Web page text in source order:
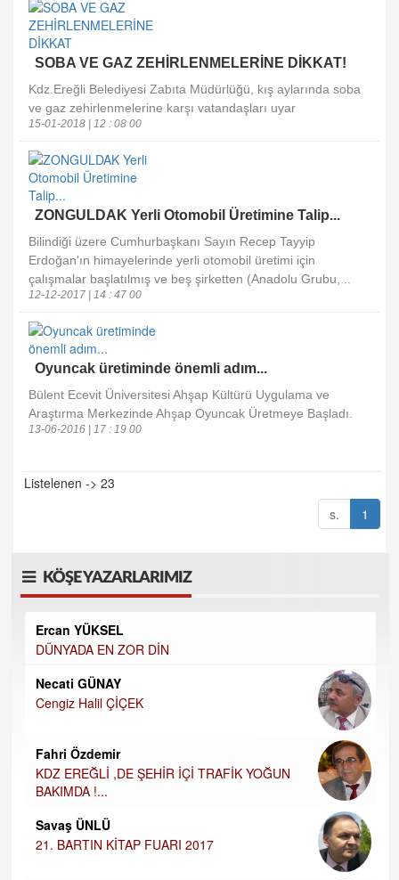
SOBA VE GAZ ZEHİRLENMELERİNE DİKKAT!
Kdz.Ereğli Belediyesi Zabıta Müdürlüğü, kış aylarında soba
ve gaz zehirlenmelerine karşı vatandaşları uyar
15-01-2018 | 12 : 08 00
ZONGULDAK Yerli Otomobil Üretimine Talip...
Bilindiği üzere Cumhurbaşkanı Sayın Recep Tayyip
Erdoğan'ın himayelerinde yerli otomobil üretimi için
çalışmalar başlatılmış ve beş şirketten (Anadolu Grubu, ..
12-12-2017 | 14 : 47 00
Oyuncak üretiminde önemli adım...
Bülent Ecevit Üniversitesi Ahşap Kültürü Uygulama ve
Araştırma Merkezinde Ahşap Oyuncak Üretmeye Başladı.
13-06-2016 | 17 : 19 00
Listelenen -> 23
s.
1
KÖŞE YAZARLARIMIZ
Ercan YÜKSEL
DÜNYADA EN ZOR DİN
Necati GÜNAY
Cengiz Halil ÇİÇEK
Fahri Özdemir
KDZ EREĞLİ ,DE ŞEHİR İÇİ TRAFİK YOĞUN
BAKIMDA !...
Savaş ÜNLÜ
21. BARTIN KİTAP FUARI 2017